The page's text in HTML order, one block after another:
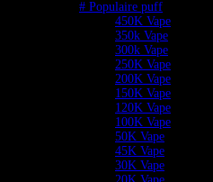
# Populaire puff
450K Vape
350k Vape
300k Vape
250K Vape
200K Vape
150K Vape
120K Vape
100K Vape
50K Vape
45K Vape
30K Vape